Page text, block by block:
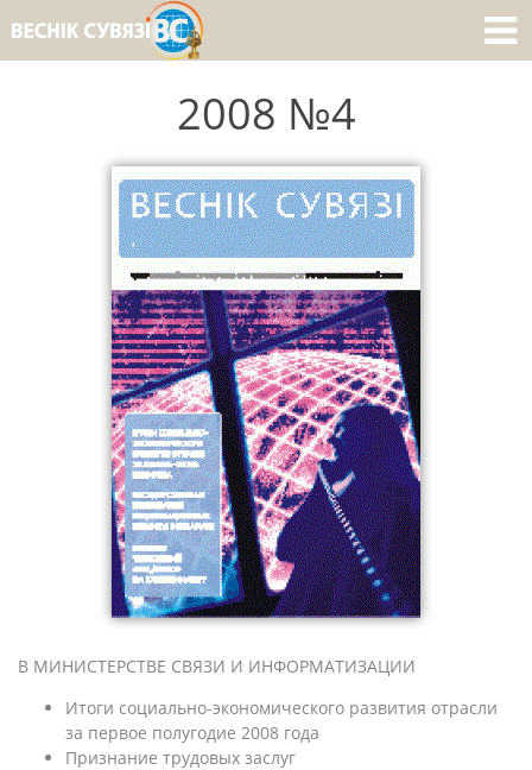
2008 №4
В МИНИСТЕРСТВЕ СВЯЗИ И ИНФОРМАТИЗАЦИИ
Итоги социально-экономического развития отрасли
за первое полугодие 2008 года
Признание трудовых заслуг